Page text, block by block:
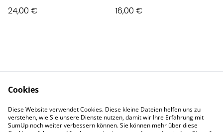
24,00 € 16,00 €
Privacy Policy
Cookie Policy
Impressum
Cookies
Diese Website verwendet Cookies. Diese kleine Dateien helfen uns zu
verstehen, wie Sie unsere Dienste nutzen, damit wir Ihre Erfahrung mit
SumUp noch weiter verbessern können. Sie können mehr über diese